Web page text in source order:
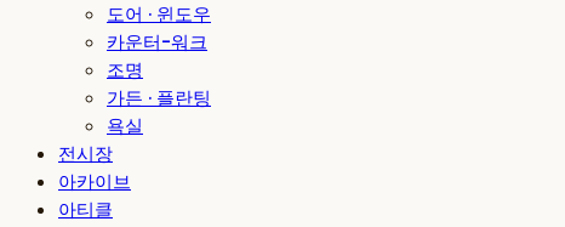
도어 · 윈도우
카운터-워크
조명
가든 · 플란팅
욕실
전시장
아카이브
아티클